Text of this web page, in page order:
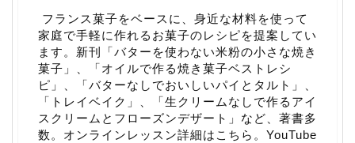
フランス菓子をベースに、身近な材料を使って
家庭で手軽に作れるお菓子のレシピを提案してい
ます。新刊「バターを使わない米粉の小さな焼き
菓子 」、「オイルで作る焼き菓子ベストレシ
ピ 」、「バターなしでおいしいパイとタルト 」、
「 トレイベイク 」、「生クリームなしで作るアイ
スクリームとフローズンデザート 」など、著書多
数。 オンラインレッスン詳細はこちら 。 YouTube